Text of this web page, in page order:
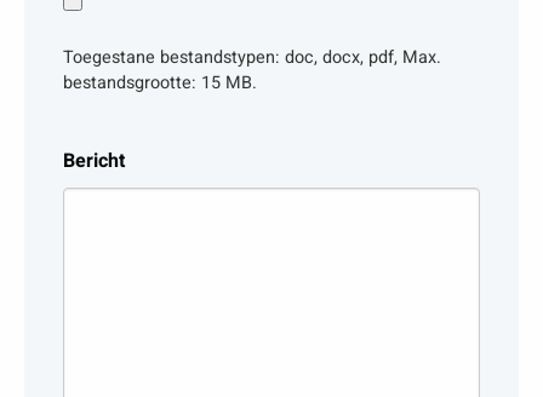
Toegestane bestandstypen: doc, docx, pdf, Max.
bestandsgrootte: 15 MB.
Bericht